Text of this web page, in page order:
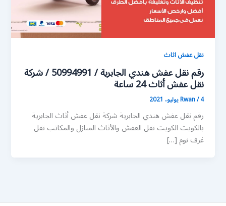
نقل عفش اثاث
رقم نقل عفش هندي الجابرية / 50994991 / شركة
نقل عفش أثاث 24 ساعة
Rwan/4 يوليو، 2021
رقم نقل عفش هندي الجابرية شركة نقل عفش أثاث الجابرية
بالكويت الكويت نقل العفش والأثاث المنازل والمكاتب نقل
غرف نوم […]